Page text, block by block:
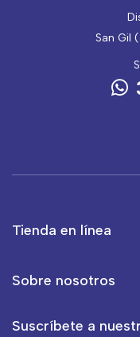
San Gil
Tienda en línea
Sobre nosotros
Suscríbete a